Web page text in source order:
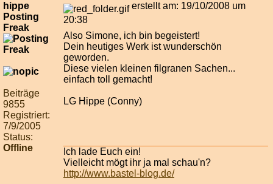
hippe
Posting
Freak
Beiträge
9855
Registriert:
7/9/2005
Status:
Offline
erstellt am: 19/10/2008 um
20:38
Also Simone, ich bin begeistert!
Dein heutiges Werk ist wunderschön
geworden.
Diese vielen kleinen filgranen Sachen...
einfach toll gemacht!
LG Hippe (Conny)
Ich lade Euch ein!
Vielleicht mögt ihr ja mal schau'n?
http://www.bastel-blog.de/